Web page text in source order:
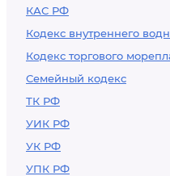
КАС РФ
Кодекс внутреннего
Кодекс торгового
Семейный кодекс
ТК РФ
УИК РФ
УК РФ
УПК РФ